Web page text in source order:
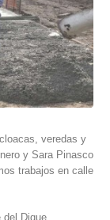
veredas y
y Sara Pinasco
trabajos en calle
Dique,